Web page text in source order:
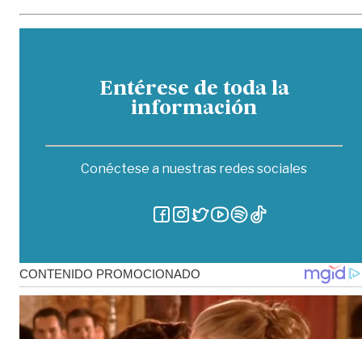
Entérese de toda la
información
Conéctese a nuestras redes sociales